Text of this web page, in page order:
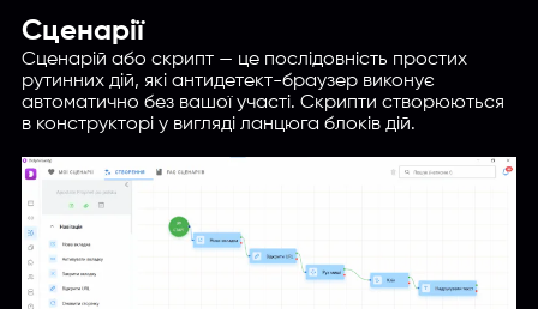
Сценарії
Сценарій або скрипт — це послідовність простих
рутинних дій, які антидетект-браузер виконує
автоматично без вашої участі. Скрипти створюються
в конструкторі у вигляді ланцюга блоків дій.